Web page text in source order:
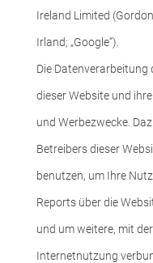
Ireland Limited
Irland; „Google“).
Die Datenverarbeitung
dieser Website und
und Werbezwecke.
Betreibers dieser
benutzen, um Ihre
Reports über die
und um weitere, mit
Internetnutzung